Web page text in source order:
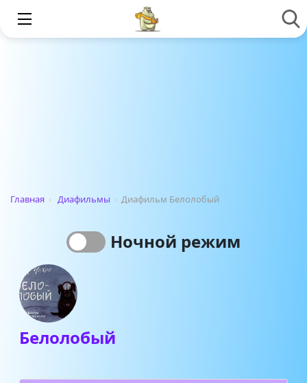
Главная › Диафильмы › Диафильм Белолобый
Ночной режим
Белолобый